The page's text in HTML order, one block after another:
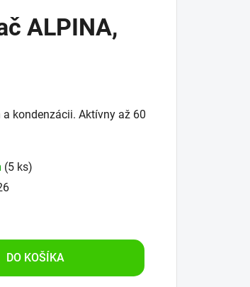
ALPINA,
kondenzácii. Aktívny až 60
(5 ks)
DO KOŠÍKA